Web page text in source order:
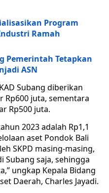
Program
Ramah
Pemerintah Tetapkan
ASN
Subang diberikan
Rp600 juta, sementara
Rp500 juta.
2023 adalah Rp1,1
aset Pondok Bali
SKPD masing-masing,
Subang saja, sehingga
ungkap Kepala Bidang
Daerah, Charles Jayadi.